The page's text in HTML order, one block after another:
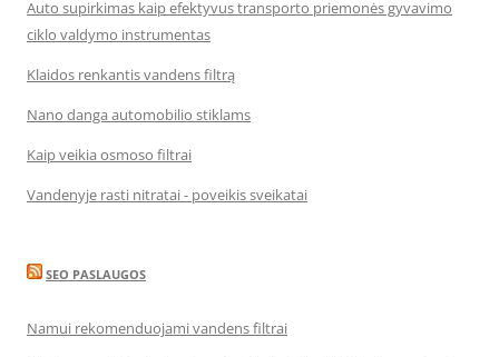
Auto supirkimas kaip efektyvus transporto priemonės gyvavimo
ciklo valdymo instrumentas
Klaidos renkantis vandens filtrą
Nano danga automobilio stiklams
Kaip veikia osmoso filtrai
Vandenyje rasti nitratai - poveikis sveikatai
SEO PASLAUGOS
Namui rekomenduojami vandens filtrai